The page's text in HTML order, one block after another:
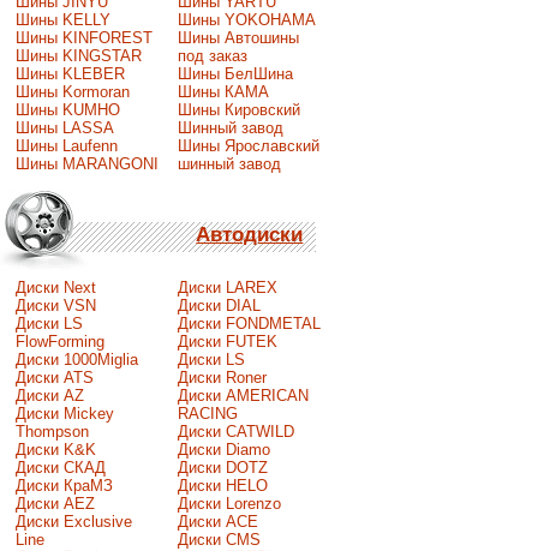
Шины KELLY
Шины KINFOREST
Шины KINGSTAR
Шины KLEBER
Шины Kormoran
Шины KUMHO
Шины LASSA
Шины Laufenn
Шины MARANGONI
Шины YOKOHAMA
Шины Автошины
под заказ
Шины БелШина
Шины КАМА
Шины Кировский
Шинный завод
Шины Ярославский
шинный завод
Автодиски
Диски Next
Диски VSN
Диски LS
FlowForming
Диски 1000Miglia
Диски ATS
Диски AZ
Диски Mickey
Thompson
Диски K&K
Диски СКАД
Диски КраМЗ
Диски AEZ
Диски Exclusive
Line
Диски LAREX
Диски DIAL
Диски FONDMETAL
Диски FUTEK
Диски LS
Диски Roner
Диски AMERICAN
RACING
Диски CATWILD
Диски Diamo
Диски DOTZ
Диски HELO
Диски Lorenzo
Диски ACE
Диски CMS